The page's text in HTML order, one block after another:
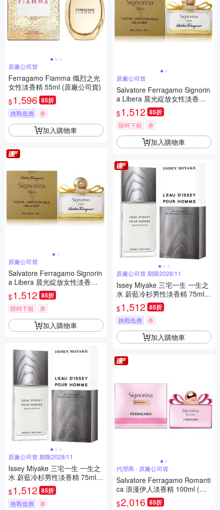
原廠公司貨
Ferragamo Fiamma 熾烈之光
女性淡香精 55ml (原廠公司貨)
$1,596 85折
挑戰低價 券
加入購物車
原廠公司貨
Salvatore Ferragamo Signorin
a Libera 晨光綻放女性淡香精 1
00ml Tester 包裝 (原廠公司貨)
期限2028/11
$1,512 85折
限時下殺 券
加入購物車
原廠公司貨 期限2028/11
Issey Miyake 三宅一生 一生之
水 蔚藍冷杉男性淡香精 75ml
(原廠公司貨)
$1,512 85折
挑戰低價 券
原廠公司貨
Salvatore Ferragamo Signorin
a Libera 晨光綻放女性淡香精 1
00ml Tester 包裝 (原廠公司貨)
期限2028/11
$1,512 85折
限時下殺 券
加入購物車
原廠公司貨 期限2028/11
Issey Miyake 三宅一生 一生之
水 蔚藍冷杉男性淡香精 75ml
(原廠公司貨)
$1,512 85折
挑戰低價 券
加入購物車
代理商 - 原廠公司貨
Salvatore Ferragamo Romanti
ca 浪漫伊人淡香精 100ml (原
廠公司貨)
$2,016 85折